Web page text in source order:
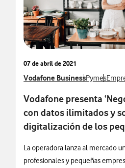
07 de abril de 2021
Ver más notas de prensa
Vodafone BusinessVer más
PymesVer
Vodafone presenta
con datos ilimitados y
digitalización de los
La operadora lanza al mercado
profesionales y pequeñas